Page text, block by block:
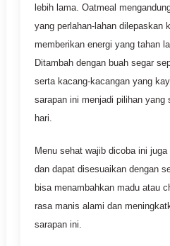
lebih lama. Oatmeal
yang perlahan-lahan dilepaskan
memberikan energi yang tahan
Ditambah dengan buah segar
serta kacang-kacangan yang
sarapan ini menjadi pilihan yang
hari.
Menu sehat wajib dicoba ini
dan dapat disesuaikan dengan
bisa menambahkan madu atau
rasa manis alami dan
sarapan ini.